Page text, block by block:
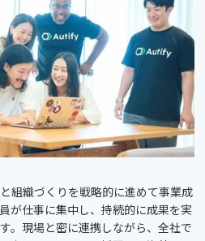
組織づくりを戦略的に進めて事業成
が仕事に集中し、持続的に成果を実
。現場と密に連携しながら、全社で